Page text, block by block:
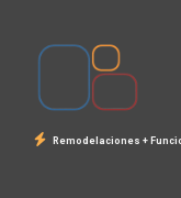
Remodelaciones +